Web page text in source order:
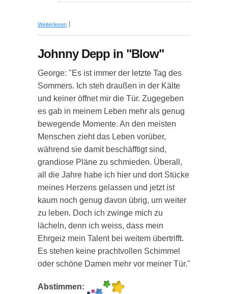
Weiterlesen über Johnny Depp in "Blow"
Johnny Depp in "Blow"
George: "Es ist immer der letzte Tag des
Sommers. Ich steh draußen in der Kälte
und keiner öffnet mir die Tür. Zugegeben
es gab in meinem Leben mehr als genug
bewegende Momente. An den meisten
Menschen zieht das Leben vorüber,
während sie damit beschäfftigt sind,
grandiose Pläne zu schmieden. Überall,
all die Jahre habe ich hier und dort Stücke
meines Herzens gelassen und jetzt ist
kaum noch genug davon übrig, um weiter
zu leben. Doch ich zwinge mich zu
lächeln, denn ich weiss, dass mein
Ehrgeiz mein Talent bei weitem übertrifft.
Es stehen keine prachtvollen Schimmel
oder schöne Damen mehr vor meiner Tür."
Abstimmen: